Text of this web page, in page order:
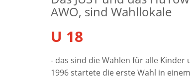
AWO, sind Wahllokale
U 18
- das sind die Wahlen für alle Kinder
1996 startete die erste Wahl in